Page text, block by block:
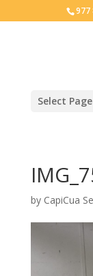
977
Select Page
by CapiCua